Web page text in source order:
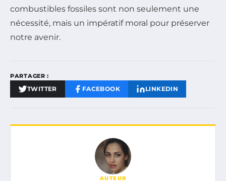
combustibles fossiles sont non seulement une
nécessité, mais un impératif moral pour préserver
notre avenir.
PARTAGER :
TWITTER FACEBOOK LINKEDIN
AUTEUR